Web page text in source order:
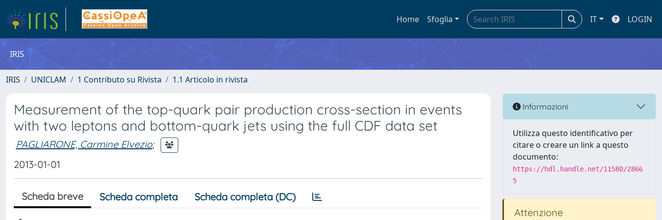
Home Sfoglia IT LOGIN
IRIS
IRIS UNICLAM 1 Contributo su Rivista 1.1 Articolo in rivista
Measurement of the top-quark pair production cross-section in events
with two leptons and bottom-quark jets using the full CDF data set
PAGLIARONE, Carmine Elvezio;
2013-01-01
Scheda breve Scheda completa Scheda completa (DC)
Informazioni
Utilizza questo identificativo per
citare o creare un link a questo
documento:
https://hdl.handle.net/11580/2866
5
Attenzione